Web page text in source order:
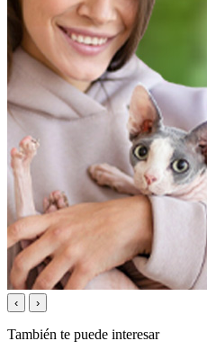
‹ ›
También te puede interesar